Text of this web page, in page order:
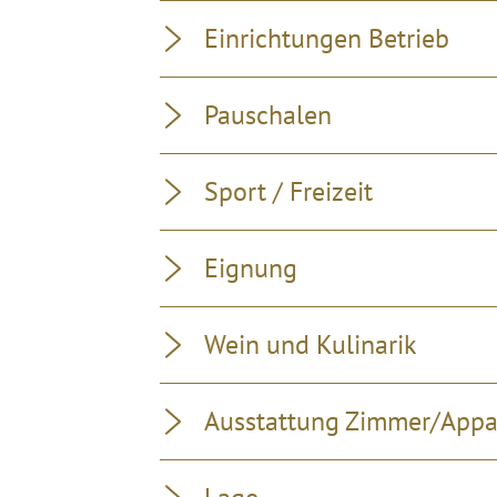
Einrichtungen Betrieb
Pauschalen
Sport / Freizeit
Eignung
Wein und Kulinarik
Ausstattung Zimmer/